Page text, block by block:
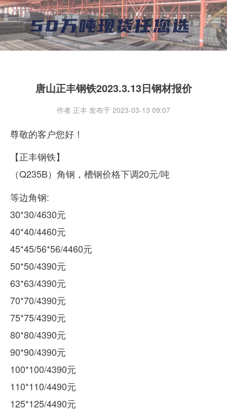
唐山正丰钢铁2023.3.13日钢材报价
作者 正丰 发布于 2023-03-13 09:07
尊敬的客户您好！
【正丰钢铁】
（Q235B）角钢，槽钢价格下调20元/吨
等边角钢:
30*30/4630元
40*40/4460元
45*45/56*56/4460元
50*50/4390元
63*63/4390元
70*70/4390元
75*75/4390元
80*80/4390元
90*90/4390元
100*100/4390元
110*110/4490元
125*125/4490元